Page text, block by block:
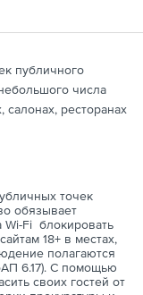
публичного
числа
салонах, ресторанах
точек
обязывает
Wi-Fi блокировать
18+ в местах,
полагаются
6.17). С помощью
своих гостей от